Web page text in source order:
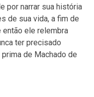
por narrar sua história
de sua vida, a fim de
então ele relembra
ter precisado
de Machado de